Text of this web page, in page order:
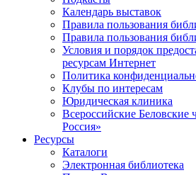
Календарь выставок
Правила пользования
Правила пользования
Условия и порядок
ресурсам Интернет
Политика
Клубы по интересам
Юридическая клиника
Всероссийские Беловские
Россия»
Ресурсы
Каталоги
Электронная библиотека